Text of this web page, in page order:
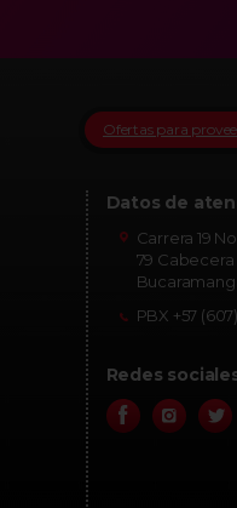
Ofertas para
Datos de
Carrera 19
79 Cabecera
PBX +57
Redes